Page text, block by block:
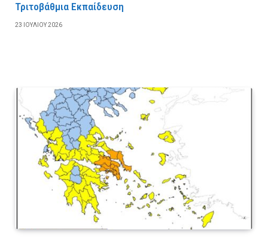
Τριτοβάθμια Εκπαίδευση
23 ΙΟΥΛΊΟΥ 2026